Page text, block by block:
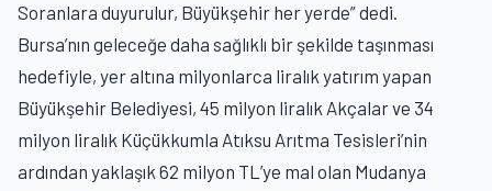
Soranlara duyurulur, Büyükşehir her yerde” dedi.
Bursa’nın geleceğe daha sağlıklı bir şekilde taşınması
hedefiyle, yer altına milyonlarca liralık yatırım yapan
Büyükşehir Belediyesi, 45 milyon liralık Akçalar ve 34
milyon liralık Küçükkumla Atıksu Arıtma Tesisleri’nin
ardından yaklaşık 62 milyon TL’ye mal olan Mudanya